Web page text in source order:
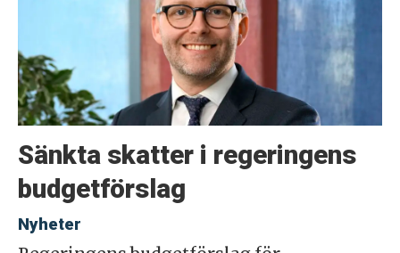
Sänkta skatter i regeringens
budgetförslag
Nyheter